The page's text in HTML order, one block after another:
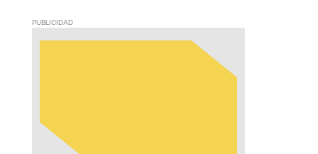
PUBLICIDAD